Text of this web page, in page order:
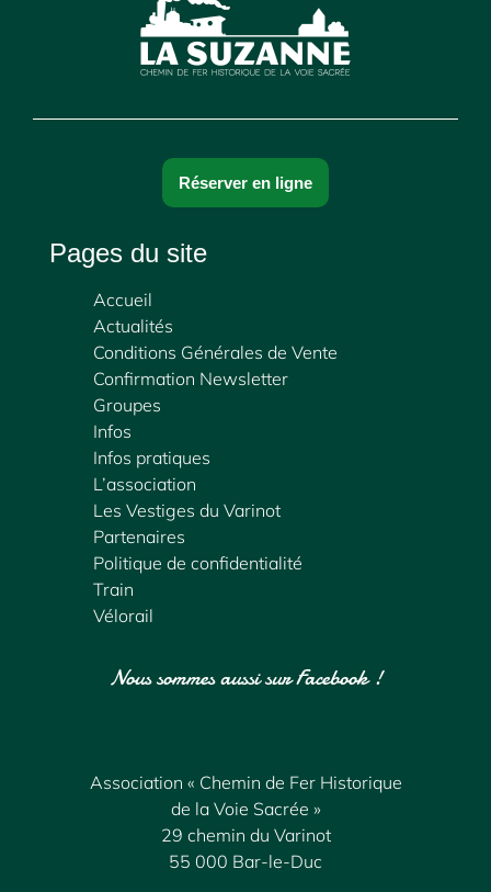
Réserver en ligne
Pages du site
Accueil
Actualités
Conditions Générales de Vente
Confirmation Newsletter
Groupes
Infos
Infos pratiques
L’association
Les Vestiges du Varinot
Partenaires
Politique de confidentialité
Train
Vélorail
Nous sommes aussi sur Facebook !
Association « Chemin de Fer Historique
de la Voie Sacrée »
29 chemin du Varinot
55 000 Bar-le-Duc